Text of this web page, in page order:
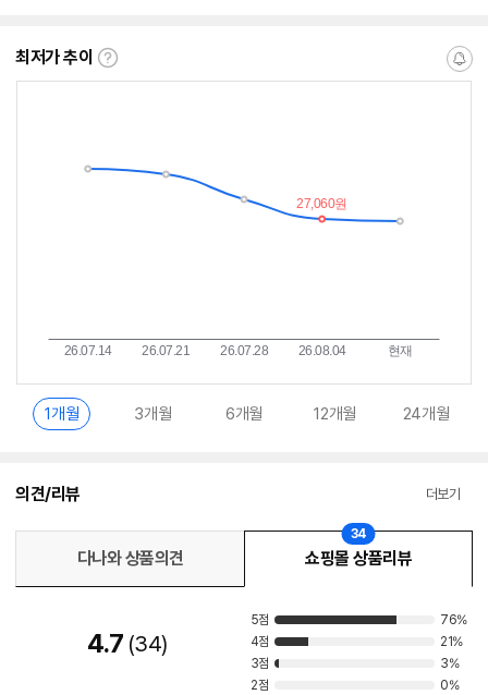
최저가 추이
최
란?
알
1개월 3개월 6개월 12개월 24개월
의견/리뷰 더보기
다나와 상품의견 쇼핑몰 상품리뷰
34
4.7 34
5점
76%
4점
21%
3점
3%
2점
0%